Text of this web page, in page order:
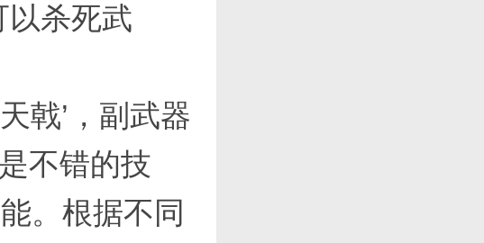
以杀死武
戟’，副武器
不错的技
。根据不同